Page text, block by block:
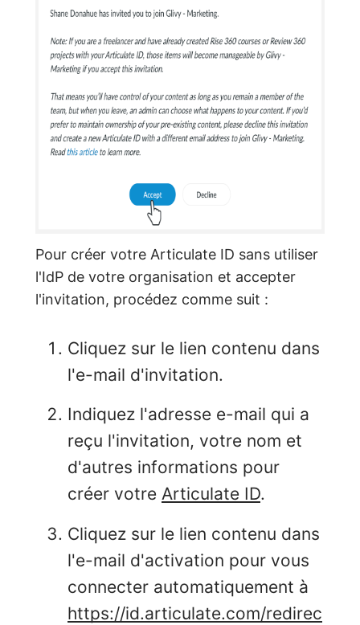
Pour créer votre Articulate ID sans utiliser
l'IdP de votre organisation et accepter
l'invitation, procédez comme suit :
Cliquez sur le lien contenu dans
l'e-mail d'invitation.
Indiquez l'adresse e-mail qui a
reçu l'invitation, votre nom et
d'autres informations pour
créer votre Articulate ID.
Cliquez sur le lien contenu dans
l'e-mail d'activation pour vous
connecter automatiquement à
https://id.articulate.com/redirec